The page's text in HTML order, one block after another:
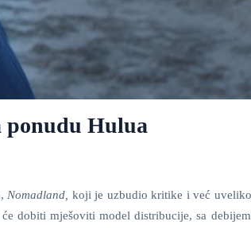
ponudu Hulua
Nomadland koji je uzbudio kritike i već
će dobiti mješoviti model distribucije, sa